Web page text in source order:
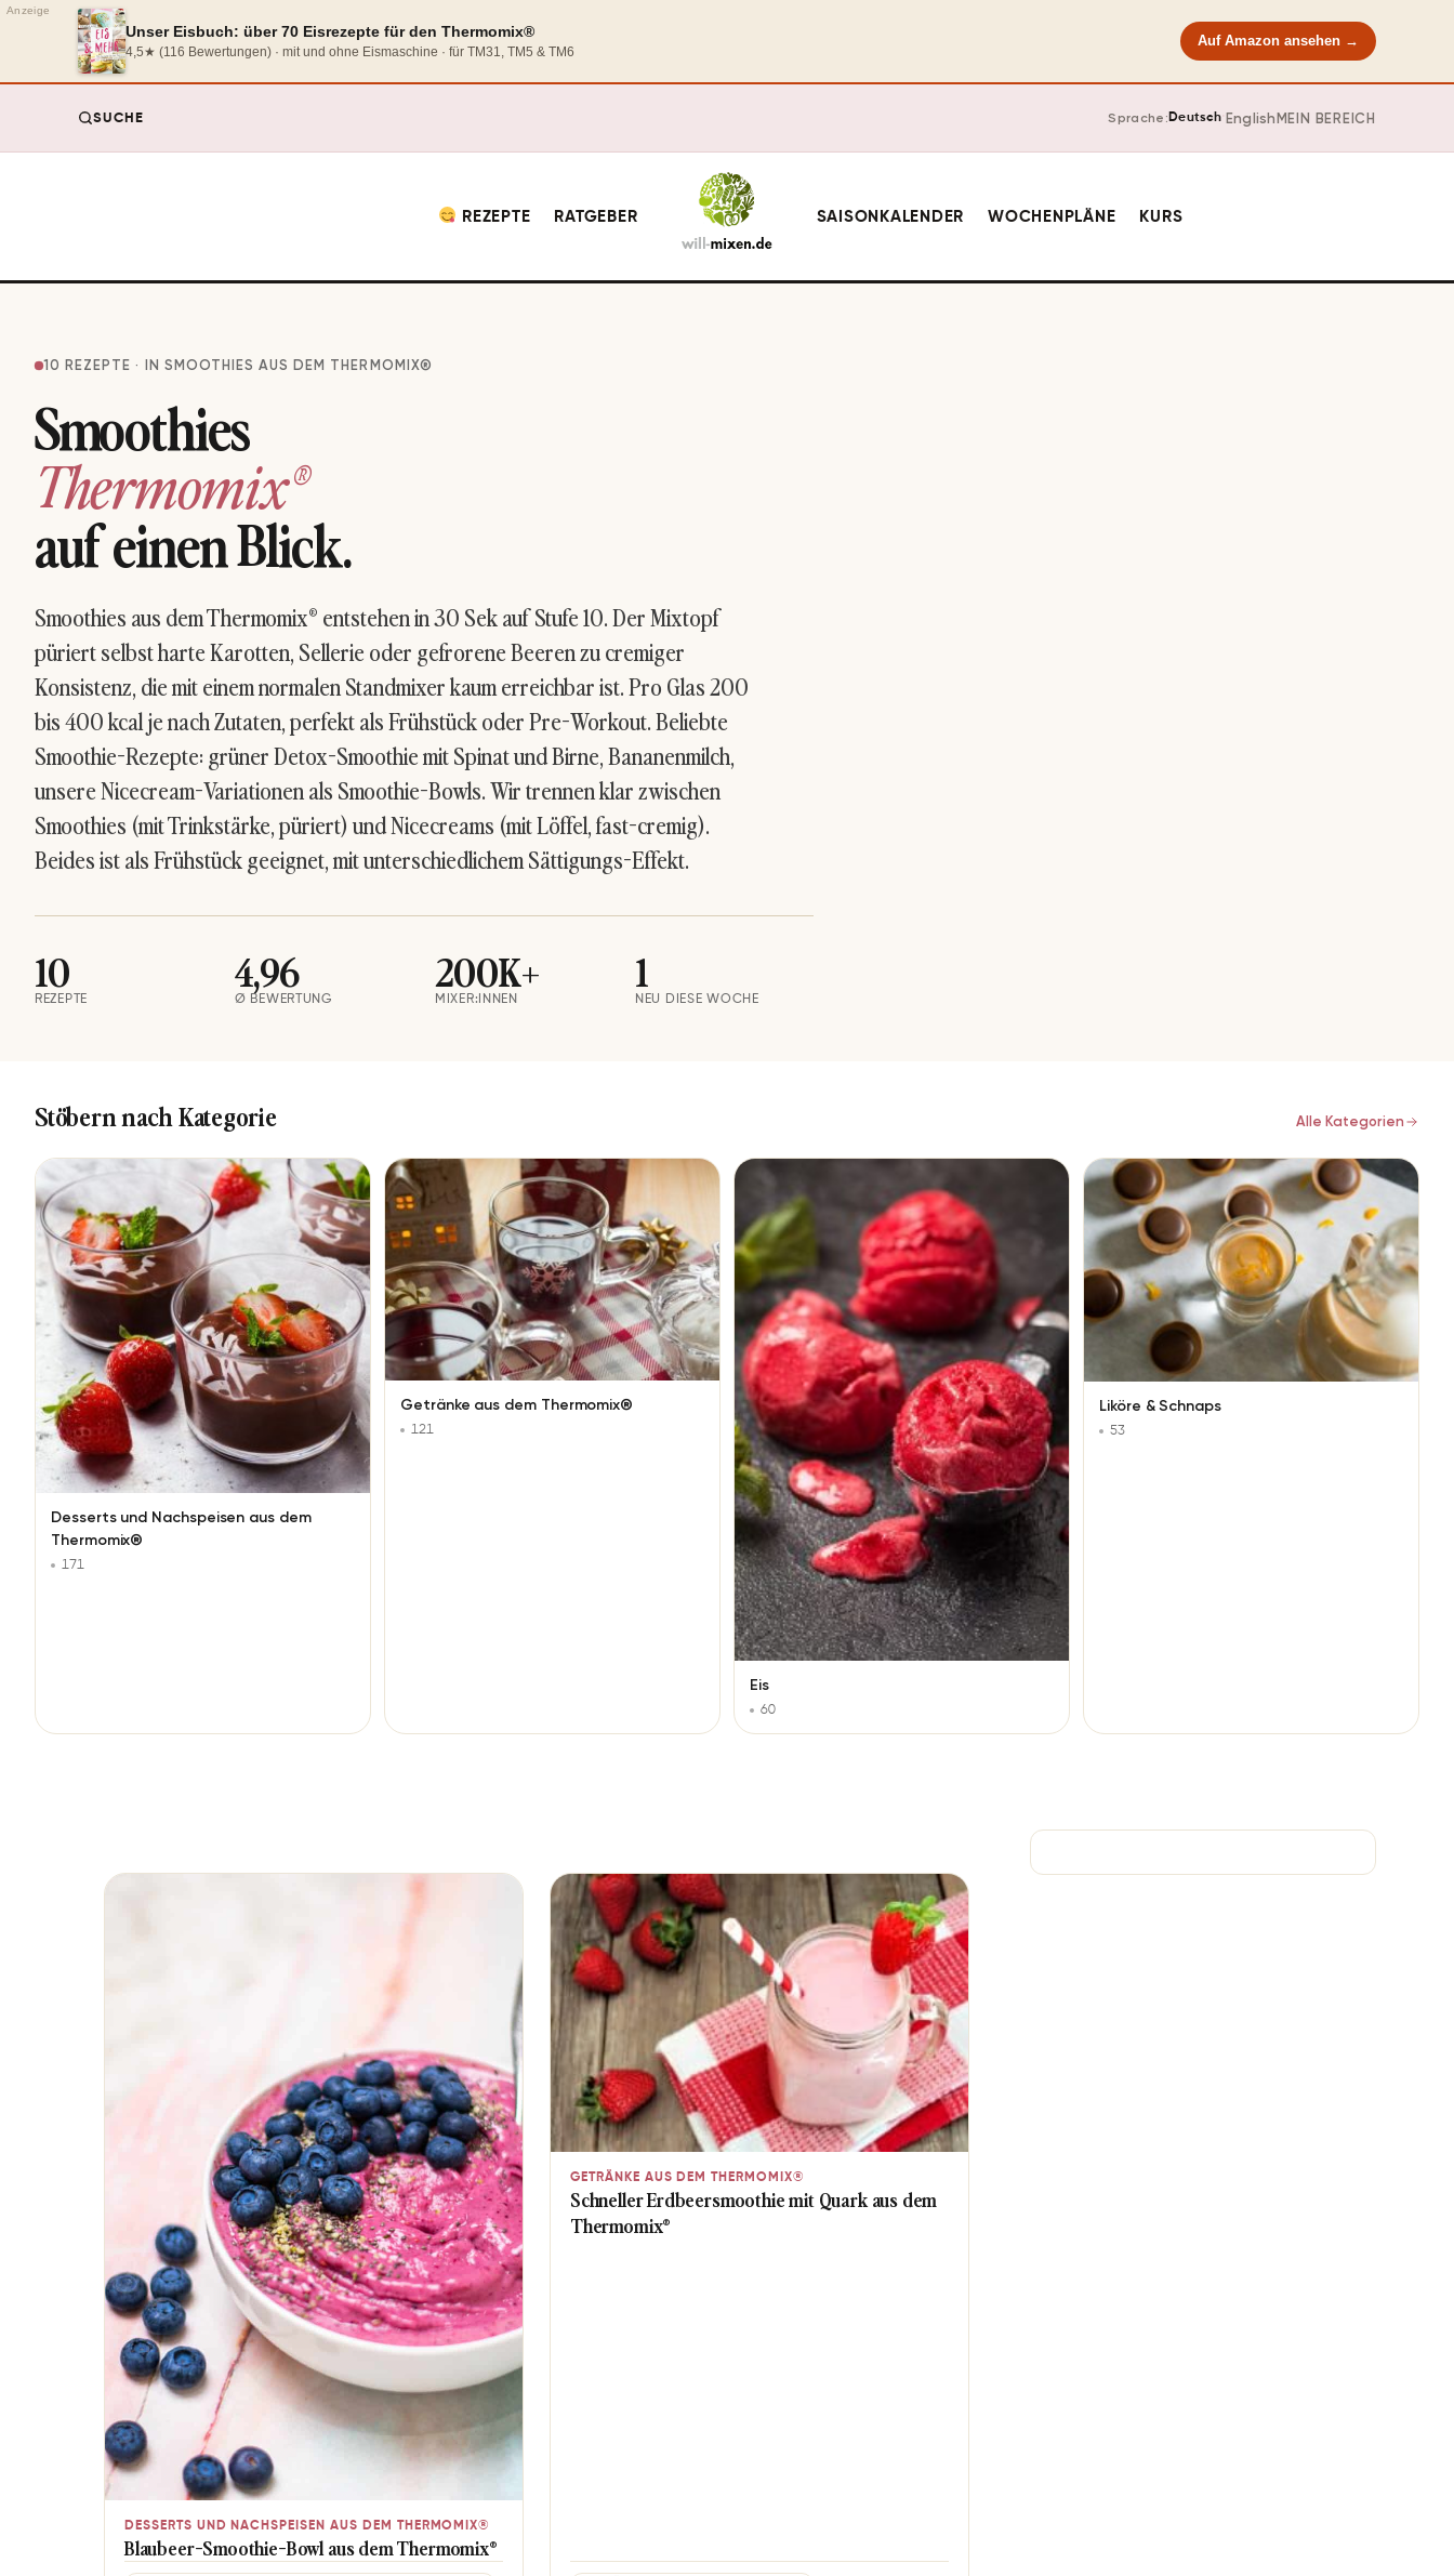
Anzeige
Unser Eisbuch: über 70 Eisrezepte für den Thermomix®
4,5★ (116 Bewertungen) · mit und ohne Eismaschine · für TM31, TM5 & TM6
Auf Amazon ansehen →
SUCHE Sprache:Deutsch· EnglishMEIN BEREICH
REZEPTE RATGEBER SAISONKALENDER WOCHENPLÄNE KURS
10 REZEPTE · IN SMOOTHIES AUS DEM THERMOMIX®
Smoothies
Thermomix®
auf einen Blick.
Smoothies aus dem Thermomix® entstehen in 30 Sek auf Stufe 10. Der Mixtopf
püriert selbst harte Karotten, Sellerie oder gefrorene Beeren zu cremiger
Konsistenz, die mit einem normalen Standmixer kaum erreichbar ist. Pro Glas 200
bis 400 kcal je nach Zutaten, perfekt als Frühstück oder Pre-Workout. Beliebte
Smoothie-Rezepte: grüner Detox-Smoothiemit Spinat und Birne,Bananenmilch,
unsereNicecream-Variationenals Smoothie-Bowls. Wir trennen klar zwischen
Smoothies (mit Trinkstärke, püriert) und Nicecreams (mit Löffel, fast-cremig).
Beides ist als Frühstück geeignet, mit unterschiedlichem Sättigungs-Effekt.
10
REZEPTE
4,96
Ø BEWERTUNG
200K+
MIXER:INNEN
1
NEU DIESE WOCHE
Stöbern nach Kategorie Alle Kategorien
Desserts und Nachspeisen aus dem
Thermomix®
171
Getränke aus dem Thermomix®
121
Eis
60
Liköre & Schnaps
53
DESSERTS UND NACHSPEISEN AUS DEM THERMOMIX®
Blau­beer-Smoo­thie-Bowl aus dem Thermomix®
GETRÄNKE AUS DEM THERMOMIX®
Schneller Erdbeersmoothie mit Quark aus dem
Thermomix®